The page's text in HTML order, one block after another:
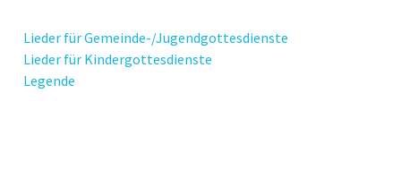
Lieder für Gemeinde-/Jugendgottesdienste
Lieder für Kindergottesdienste
Legende